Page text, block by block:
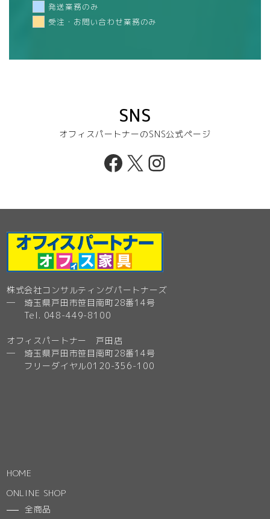
発送業務のみ
受注・お問い合わせ業務のみ
SNS
オフィスパートナーのSNS公式ページ
Facebook
X Instagram
株式会社コンサルティングパートナーズ
─ 埼玉県戸田市笹目南町28番14号
Tel. 048-449-8100
オフィスパートナー 戸田店
─ 埼玉県戸田市笹目南町28番14号
フリーダイヤル0120-356-100
HOME
ONLINE SHOP
全商品